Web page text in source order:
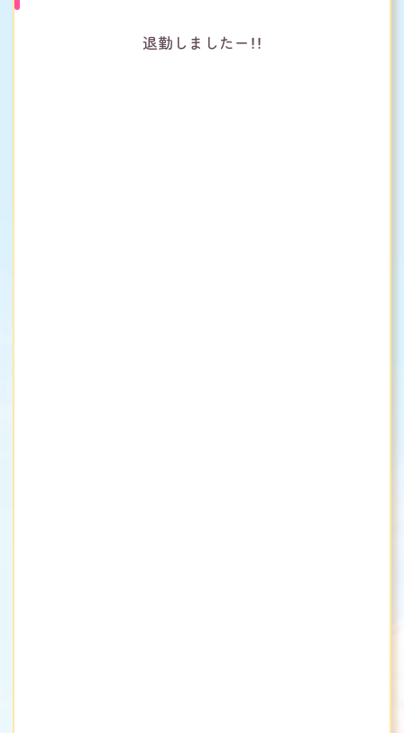
退勤しましたー！！